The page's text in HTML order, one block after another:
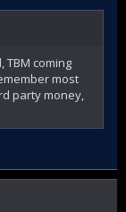
TBM coming
most
party money,